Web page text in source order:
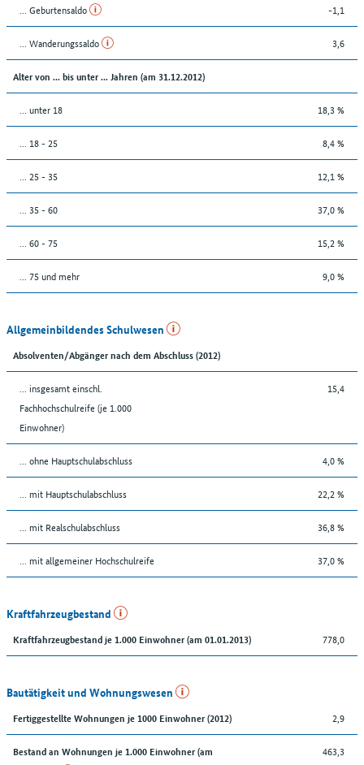
... Geburtensaldo -1,1
... Wanderungssaldo 3,6
Alter von ... bis unter ... Jahren (am 31.12.2012)
... unter 18 18,3 %
... 18 - 25 8,4 %
... 25 - 35 12,1 %
... 35 - 60 37,0 %
... 60 - 75 15,2 %
... 75 und mehr 9,0 %
Allgemeinbildendes Schulwesen
Absolventen/Abgänger nach dem Abschluss (2012)
... insgesamt einschl.
Fachhochschulreife (je 1.000
Einwohner)
15,4
... ohne Hauptschulabschluss 4,0 %
... mit Hauptschulabschluss 22,2 %
... mit Realschulabschluss 36,8 %
... mit allgemeiner Hochschulreife 37,0 %
Kraftfahrzeugbestand
Kraftfahrzeugbestand je 1.000 Einwohner (am 01.01.2013) 778,0
Bautätigkeit und Wohnungswesen
Fertiggestellte Wohnungen je 1000 Einwohner (2012) 2,9
Bestand an Wohnungen je 1.000 Einwohner (am
463,3